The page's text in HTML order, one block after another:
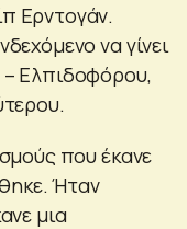
Ερντογάν.
να γίνει
Ελπιδοφόρου,
που έκανε
Ήταν
μια